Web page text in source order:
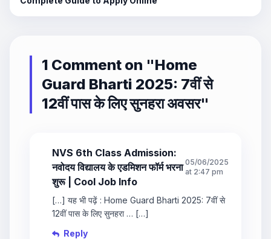
1 Comment on "Home
Guard Bharti 2025: 7वीं से
12वीं पास के लिए सुनहरा अवसर"
NVS 6th Class Admission:
नवोदय विद्यालय के एडमिशन फॉर्म भरना
शुरू | Cool Job Info
05/06/2025
at 2:47 pm
[…] यह भी पढ़ें : Home Guard Bharti 2025: 7वीं से
12वीं पास के लिए सुनहरा … […]
Reply